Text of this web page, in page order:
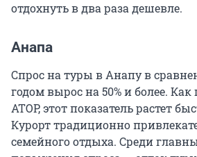
отдохнуть в два раза дешевле.
Анапа
Спрос на туры в Анапу в
годом вырос на 50% и более.
АТОР, этот показатель растет
Курорт традиционно
семейного отдыха. Среди